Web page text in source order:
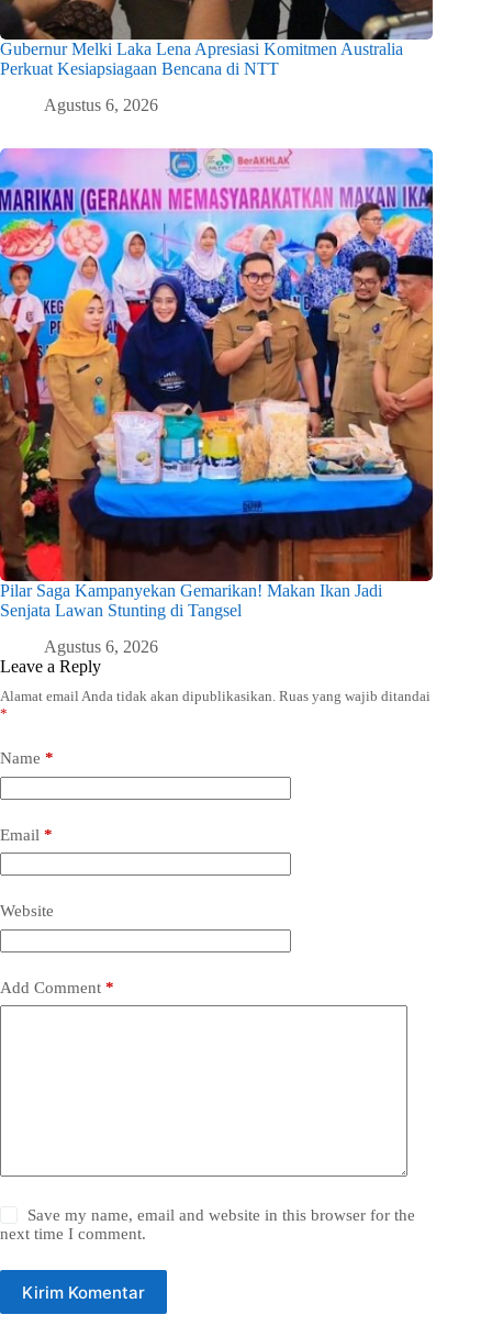
Gubernur Melki Laka Lena Apresiasi Komitmen Australia
Perkuat Kesiapsiagaan Bencana di NTT
Agustus 6, 2026
Pilar Saga Kampanyekan Gemarikan! Makan Ikan Jadi
Senjata Lawan Stunting di Tangsel
Agustus 6, 2026
Leave a Reply
Alamat email Anda tidak akan dipublikasikan. Ruas yang wajib ditandai
*
Name *
Email *
Website
Add Comment *
Save my name, email and website in this browser for the
next time I comment.
Kirim Komentar